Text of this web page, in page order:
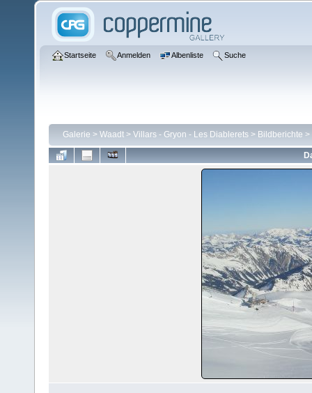
Startseite Anmelden Albenliste Suche
Galerie > Waadt > Villars - Gryon - Les Diablerets > Bildberichte >